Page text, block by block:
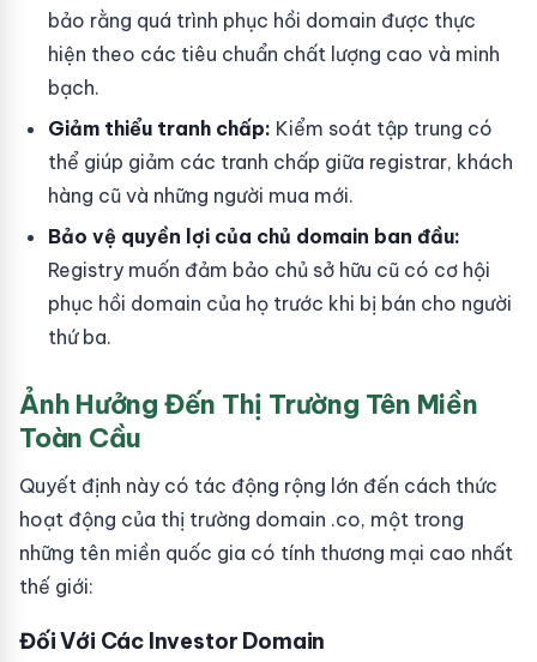
bảo rằng quá trình phục hồi domain được thực
hiện theo các tiêu chuẩn chất lượng cao và minh
bạch.
Giảm thiểu tranh chấp: Kiểm soát tập trung có
thể giúp giảm các tranh chấp giữa registrar, khách
hàng cũ và những người mua mới.
Bảo vệ quyền lợi của chủ domain ban đầu:
Registry muốn đảm bảo chủ sở hữu cũ có cơ hội
phục hồi domain của họ trước khi bị bán cho người
thứ ba.
Ảnh Hưởng Đến Thị Trường Tên Miền
Toàn Cầu
Quyết định này có tác động rộng lớn đến cách thức
hoạt động của thị trường domain .co, một trong
những tên miền quốc gia có tính thương mại cao nhất
thế giới:
Đối Với Các Investor Domain